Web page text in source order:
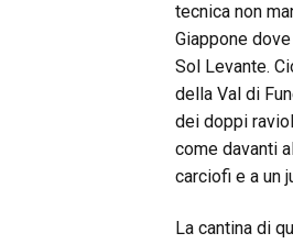
tecnica non
Giappone
Sol Levante.
della Val di
dei doppi
come davanti
carciofi e a un
La cantina di